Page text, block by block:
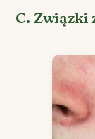
C. Związki